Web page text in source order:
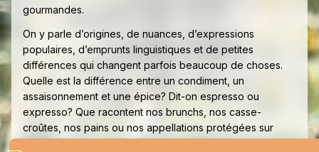
gourmandes.
On y parle d’origines, de nuances, d’expressions
populaires, d’emprunts linguistiques et de petites
différences qui changent parfois beaucoup de choses.
Quelle est la différence entre un condiment, un
assaisonnement et une épice? Dit-on espresso ou
expresso? Que racontent nos brunchs, nos casse-
croûtes, nos pains ou nos appellations protégées sur